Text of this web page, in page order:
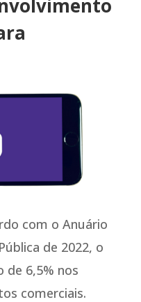
com o Anuário
de 2022, o
de 6,5% nos
comerciais.